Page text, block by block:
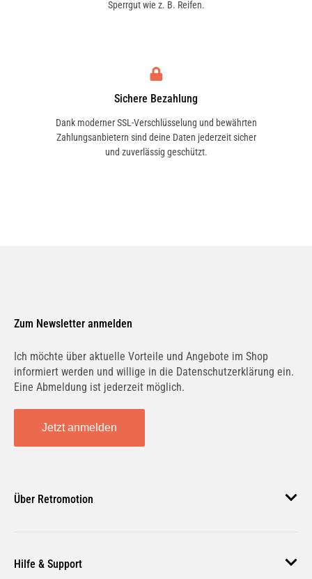
Sperrgut wie z. B. Reifen.
Sichere Bezahlung
Dank moderner SSL-Verschlüsselung und bewährten
Zahlungsanbietern sind deine Daten jederzeit sicher
und zuverlässig geschützt.
Zum Newsletter anmelden
Ich möchte über aktuelle Vorteile und Angebote im Shop
informiert werden und willige in die Datenschutzerklärung ein.
Eine Abmeldung ist jederzeit möglich.
Jetzt anmelden
Über Retromotion
Unsere Jobs
Hilfe & Support